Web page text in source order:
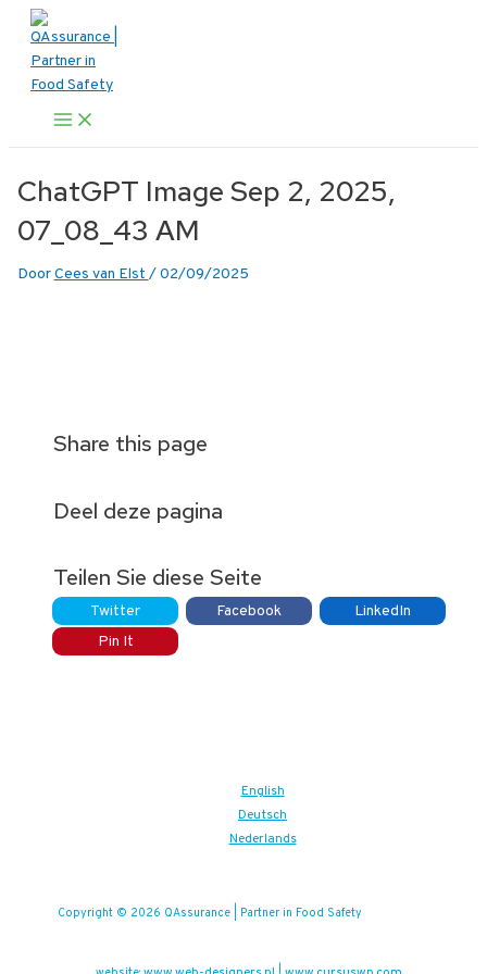
naar
inhoud
Main
ChatGPT Image Sep 2, 2025,
07_08_43 AM
DoorCees van Elst /02/09/2025
Share this page
Deel deze pagina
Teilen Sie diese Seite
Twitter Facebook
LinkedIn
Pin It
English
Deutsch
Nederlands
Copyright © 2026 QAssurance | Partner in Food Safety